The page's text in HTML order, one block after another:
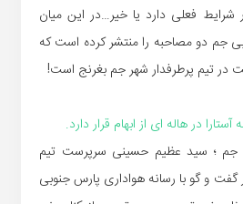
شرایط فعلی دارد یا خیر…در این میان
جم دو مصاحبه را منتشر کرده است که
تیم پرطرفدار شهر جم بغرنج است!
در هاله ای از ابهام قرار دارد.
؛ سید عظیم حسینی سرپرست تیم
و گو با رسانه هواداری پارس جنوبی